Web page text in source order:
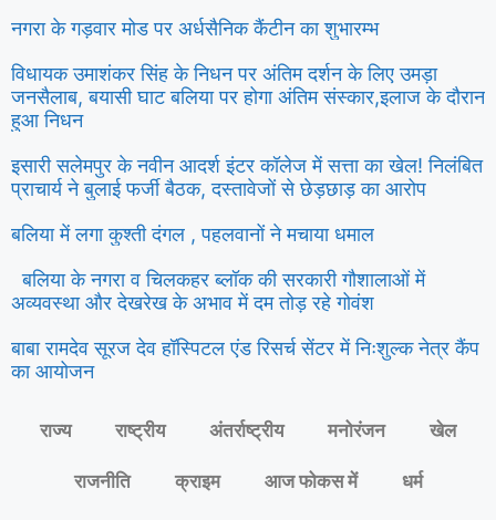
नगरा के गड़वार मोड पर अर्धसैनिक कैंटीन का शुभारम्भ
विधायक उमाशंकर सिंह के निधन पर अंतिम दर्शन के लिए उमड़ा
जनसैलाब, बयासी घाट बलिया पर होगा अंतिम संस्कार,इलाज के दौरान
हुआ निधन
इसारी सलेमपुर के नवीन आदर्श इंटर कॉलेज में सत्ता का खेल! निलंबित
प्राचार्य ने बुलाई फर्जी बैठक, दस्तावेजों से छेड़छाड़ का आरोप
बलिया में लगा कुश्ती दंगल , पहलवानों ने मचाया धमाल
बलिया के नगरा व चिलकहर ब्लॉक की सरकारी गौशालाओं में
अव्यवस्था और देखरेख के अभाव में दम तोड़ रहे गोवंश
बाबा रामदेव सूरज देव हॉस्पिटल एंड रिसर्च सेंटर में निःशुल्क नेत्र कैंप
का आयोजन
राज्य राष्ट्रीय अंतर्राष्ट्रीय मनोरंजन खेल
राजनीति क्राइम आज फोकस में धर्म